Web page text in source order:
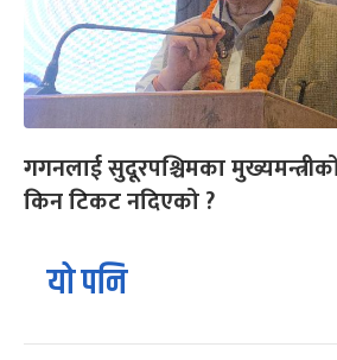
गगनलाई सुदूरपश्चिमका
किन टिकट नदिएको ?
यो पनि